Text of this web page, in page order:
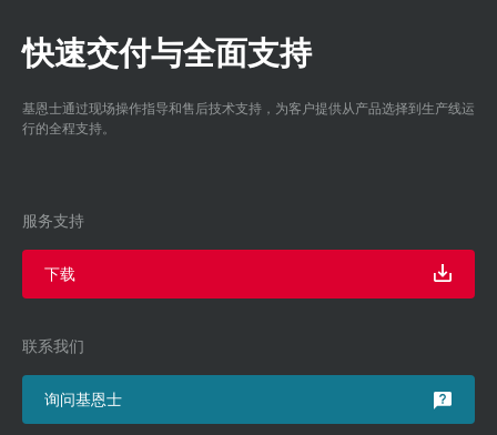
快速交付与全面支持
基恩士通过现场操作指导和售后技术支持，为客户提供从产品选择到生产线运
行的全程支持。
服务支持
下载
联系我们
询问基恩士